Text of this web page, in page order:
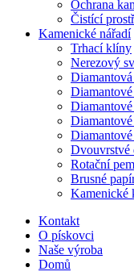
Ochrana
Čistící
Kamenické nářadí
Trhací klíny
Nerezový
Diamantová
Dvouvrstvé
Rotační
Brusné
Kamenické
Kontakt
O pískovci
Naše výroba
Domů